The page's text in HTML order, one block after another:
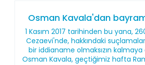
Osman Kavala'dan
1 Kasım 2017 tarihinden bu yana,
Cezaevi'nde, hakkındaki
bir iddianame olmaksızın
Osman Kavala, geçtiğimiz hafta